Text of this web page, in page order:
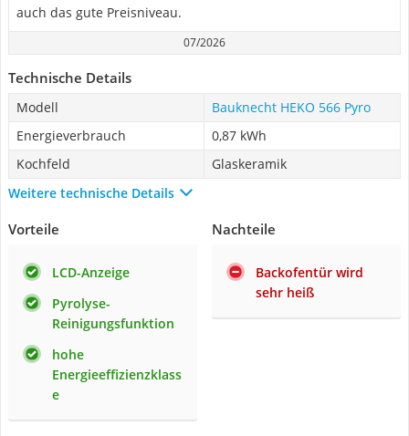
auch das gute Preisniveau.
07/2026
Technische Details
Modell
Bauknecht HEKO 566 Pyro
Energieverbrauch
0,87 kWh
Kochfeld
Glaskeramik
Weitere technische Details
Vorteile
LCD-Anzeige
Pyrolyse-
Reinigungsfunktion
hohe
Energieeffizienzklass
e
Nachteile
Backofentür wird
sehr heiß